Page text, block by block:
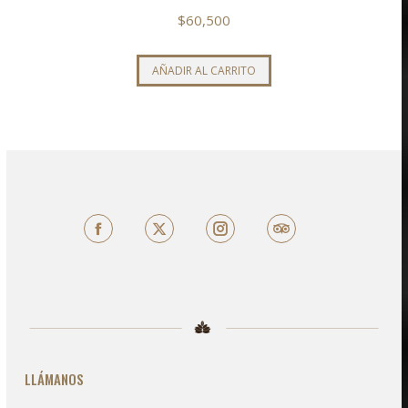
$60,500
AÑADIR AL CARRITO
FacebookX TripAdvisor
LLÁMANOS